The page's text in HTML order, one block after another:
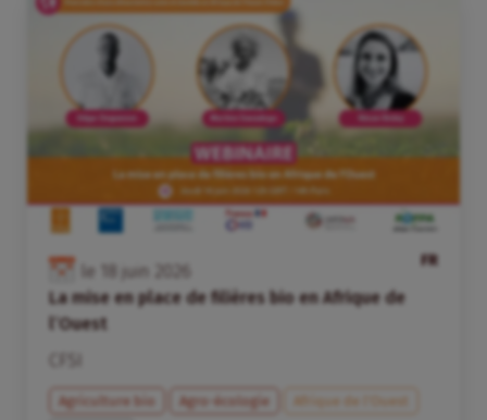
FR
le juin
La mise en place de filières bio en Afrique de
l’Ouest
Agriculture bio Agro-écologie
Afrique de l’Ouest